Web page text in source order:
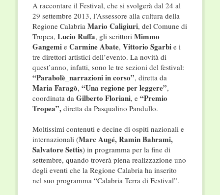
A raccontare il Festival, che si svolgerà dal 24 al
29 settembre 2013, l’Assessore alla cultura della
Regione Calabria Mario Caligiuri, del Comune di
Tropea, Lucio Ruffa, gli scrittori Mimmo
Gangemie Carmine Abate, Vittorio Sgarbie i
tre direttori artistici dell’evento. La novità di
quest’anno, infatti, sono le tre sezioni del festival:
“Parabolè_narrazioni in corso”, diretta da
Maria Faragò, “Una regione per leggere”,
coordinata da Gilberto Floriani, e “Premio
Tropea”,diretta da Pasqualino Pandullo.
Moltissimi contenuti e decine di ospiti nazionali e
internazionali (Marc Augé, Ramin Bahrami,
Salvatore Settis) in programma per la fine di
settembre, quando troverà piena realizzazione uno
degli eventi che la Regione Calabria ha inserito
nel suo programma “Calabria Terra di Festival”.